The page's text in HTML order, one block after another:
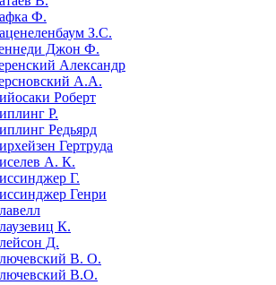
Ф.
З.С.
Джон Ф.
Александр
А.А.
Роберт
Р.
Редьярд
Гертруда
А. К.
Г.
Генри
К.
Д.
В. О.
В.О.